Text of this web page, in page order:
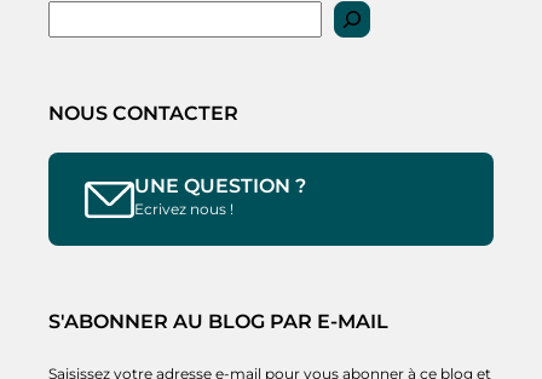
NOUS CONTACTER
UNE QUESTION ?
Ecrivez nous !
S'ABONNER AU BLOG PAR E-MAIL
Saisissez votre adresse e-mail pour vous abonner à ce blog et